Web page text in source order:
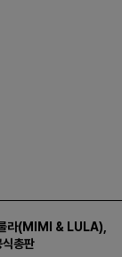
라(MIMI & LULA)
총판